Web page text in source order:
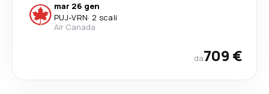
mar 26 gen
PUJ-VRN· 2 scali
Air Canada
da709 €